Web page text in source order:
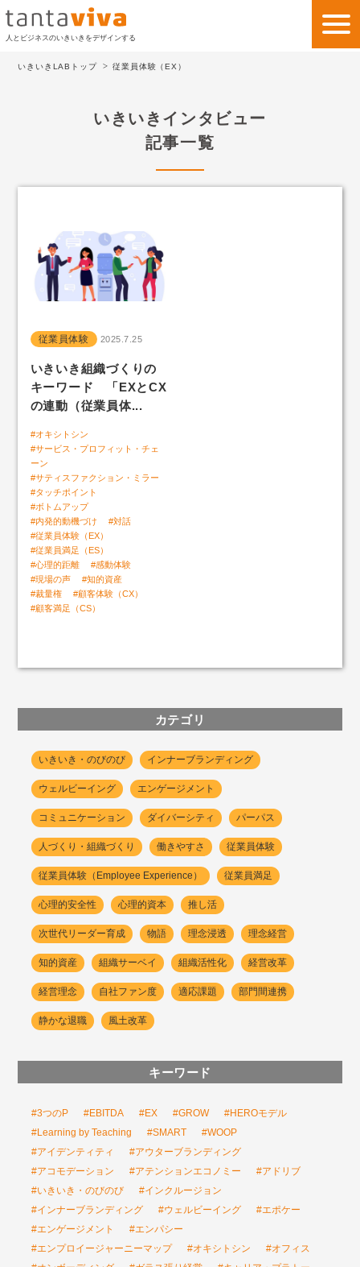
人とビジネスのいきいきをデザインする
私たちの考え方
私たちのビジネス
会社情報
いきいきLAB
お問い合わせ
「自社ファン度」組織サーベイ
人と組織のいきいき好循環
いきいきLABトップ 従業員体験（EX）
いきいきインタビュー
記事一覧
従業員体験 2025.7.25
いきいき組織づくりの
キーワード 「EXとCX
の連動（従業員体...
#オキシトシン
#サービス・プロフィット・チェ
ーン
#サティスファクション・ミラー
#タッチポイント
#ボトムアップ
#内発的動機づけ
#対話
#従業員体験（EX）
#従業員満足（ES）
#心理的距離
#感動体験
#現場の声
#知的資産
#裁量権
#顧客体験（CX）
#顧客満足（CS）
カテゴリ
いきいき・のびのび インナーブランディング
ウェルビーイング エンゲージメント
コミュニケーション ダイバーシティ パーパス
人づくり・組織づくり 働きやすさ 従業員体験
従業員体験（Employee Experience） 従業員満足
心理的安全性 心理的資本 推し活
次世代リーダー育成 物語 理念浸透 理念経営
知的資産 組織サーベイ 組織活性化 経営改革
経営理念 自社ファン度 適応課題 部門間連携
静かな退職 風土改革
キーワード
#3つのP #EBITDA #EX #GROW
#HEROモデル
#Learning by Teaching
#SMART
#WOOP
#アイデンティティ
#アウターブランディング
#アコモデーション
#アテンションエコノミー
#アドリブ
#いきいき・のびのび
#インクルージョン
#インナーブランディング
#ウェルビーイング
#エポケー
#エンゲージメント
#エンパシー
#エンプロイージャーニーマップ
#オキシトシン
#オフィス